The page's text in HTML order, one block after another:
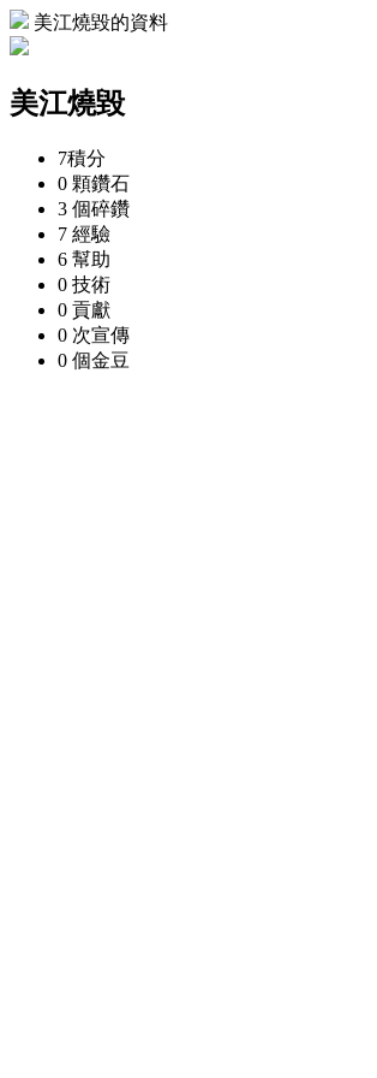
美江燒毀的資料
美江燒毀
7積分
0 顆鑽石
3 個碎鑽
7 經驗
6 幫助
0 技術
0 貢獻
0 次宣傳
0 個金豆